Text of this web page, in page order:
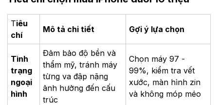
Tiêu
chí
Mô tả chi tiết Gợi ý lựa chọn
Tình
trạng
ngoại
hình
Đảm bảo độ bền và
thẩm mỹ, tránh máy
từng va đập nặng
ảnh hưởng đến cấu
trúc
Chọn máy 97 -
99%, kiểm tra vết
xước, màn hình zin
và không móp méo